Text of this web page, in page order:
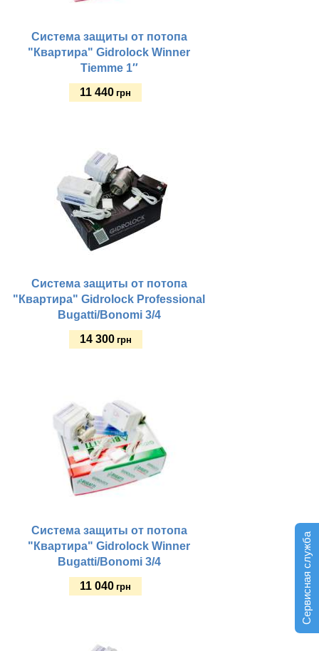
Сервисная служба
Система защиты от потопа
"Квартира" Gidrolock Winner
Tiemme 1″
11 440 грн
Система защиты от потопа
"Квартира" Gidrolock Professional
Bugatti/Bonomi 3/4
14 300 грн
Система защиты от потопа
"Квартира" Gidrolock Winner
Bugatti/Bonomi 3/4
11 040 грн